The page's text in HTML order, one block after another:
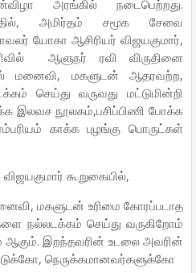
அரங்கில் நடைபெற்றது.
அமிர்தம் சமூக சேவை
யோகா ஆசிரியர் விஜயகுமார்,
ஆளுநர் ரவி விருதினை
மனைவி, மகளுடன் ஆதரவற்ற,
செய்து வருவது மட்டுமின்றி
இலவச நூலகம்,பசிப்பிணி போக்க
காக்க புழங்கு பொருட்கள்
கூறுகையில்,
மகளுடன் உரிமை கோரப்படாத
நல்லடக்கம் செய்து வருகிறோம்
ஆகும். இறந்தவரின் உடலை அவரின்
நெருக்கமானவர்களுக்கோ